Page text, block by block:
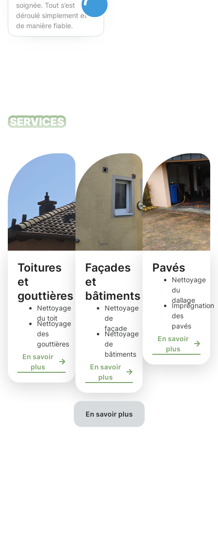
soignée. Tout s’est
déroulé simplement et
de manière fiable.
Fortement recommandé !
Toitures
et
gouttières
Nettoyage
du toit
Nettoyage
des
gouttières
En savoir
plus
Façades
et
bâtiments
Nettoyage
de
façade
Nettoyage
de
bâtiments
En savoir
plus
Pavés
Nettoyage
du
dallage
Imprégnation
des
pavés
En savoir
plus
En savoir plus